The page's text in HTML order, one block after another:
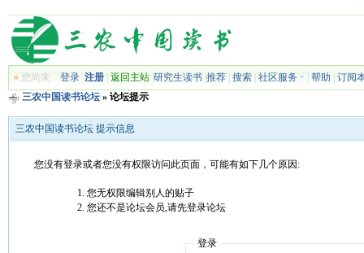
»您尚未 登录 注册| 返回主站| 研究生读书| 推荐| 搜索| 社区服务 帮助
订阅
三农中国读书论坛» 论坛提示
三农中国读书论坛 提示信息
您没有登录或者您没有权限访问此页面，可能有如下几个原因:
您无权限编辑别人的贴子
您还不是论坛会员,请先登录论坛
登录